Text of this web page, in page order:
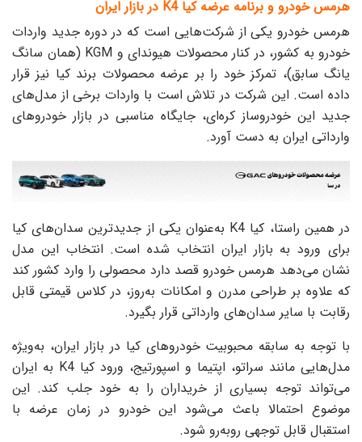
هرمس خودرو و برنامه عرضه کیا K4 در بازار ایران
هرمس خودرو یکی از شرکت‌هایی است که در دوره جدید واردات
خودرو به کشور، در کنار محصولات هیوندای و KGM (همان سانگ
یانگ سابق)، تمرکز خود را بر عرضه محصولات برند کیا نیز قرار
داده است. این شرکت در تلاش است با واردات برخی از مدل‌های
جدید این خودروساز کره‌ای، جایگاه مناسبی در بازار خودروهای
وارداتی ایران به دست آورد.
در همین راستا، کیا K4 به‌عنوان یکی از جدیدترین سدان‌های کیا
برای ورود به بازار ایران انتخاب شده است. انتخاب این مدل
نشان می‌دهد هرمس خودرو قصد دارد محصولی را وارد کشور کند
که علاوه بر طراحی مدرن و امکانات به‌روز، در کلاس قیمتی قابل
رقابت با سایر سدان‌های وارداتی قرار بگیرد.
با توجه به سابقه محبوبیت خودروهای کیا در بازار ایران، به‌ویژه
مدل‌هایی مانند سراتو، اپتیما و اسپورتیج، ورود کیا K4 به ایران
می‌تواند توجه بسیاری از خریداران را به خود جلب کند. این
موضوع احتمالا باعث می‌شود این خودرو در زمان عرضه با
استقبال قابل توجهی روبه‌رو شود.